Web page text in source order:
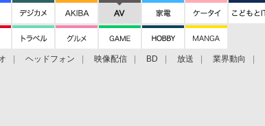
ヘッドフォン 映像配信 BD 放送 業界動向